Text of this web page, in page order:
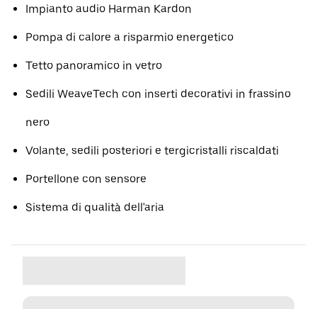
Impianto audio Harman Kardon
Pompa di calore a risparmio energetico
Tetto panoramico in vetro
Sedili WeaveTech con inserti decorativi in ​​frassino
nero
Volante, sedili posteriori e tergicristalli riscaldati
Portellone con sensore
Sistema di qualità dell'aria